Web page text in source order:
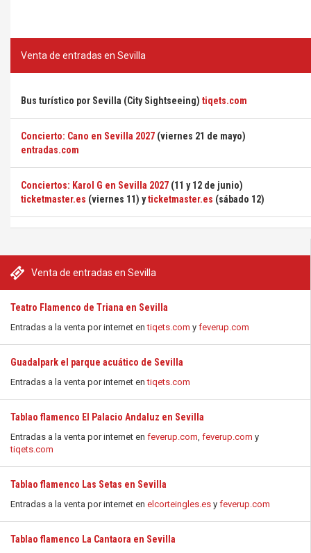
Venta de entradas en Sevilla
Teatro Flamenco de Triana en Sevilla
Entradas a la venta por internet entiqets.com y feverup.com
Guadalpark el parque acuático de Sevilla
Entradas a la venta por internet entiqets.com
Tablao flamenco El Palacio Andaluz en Sevilla
Entradas a la venta por internet en feverup.com, feverup.com y
tiqets.com
Tablao flamenco Las Setas en Sevilla
Entradas a la venta por internet en elcorteingles.es y feverup.com
Tablao flamenco La Cantaora en Sevilla
Venta de entradas en Sevilla
Bus turístico por Sevilla (City Sightseeing) tiqets.com
Concierto: Cano en Sevilla 2027 (viernes 21 de mayo)
entradas.com
Conciertos: Karol G en Sevilla 2027 (11 y 12 de junio)
ticketmaster.es (viernes 11) yticketmaster.es (sábado 12)